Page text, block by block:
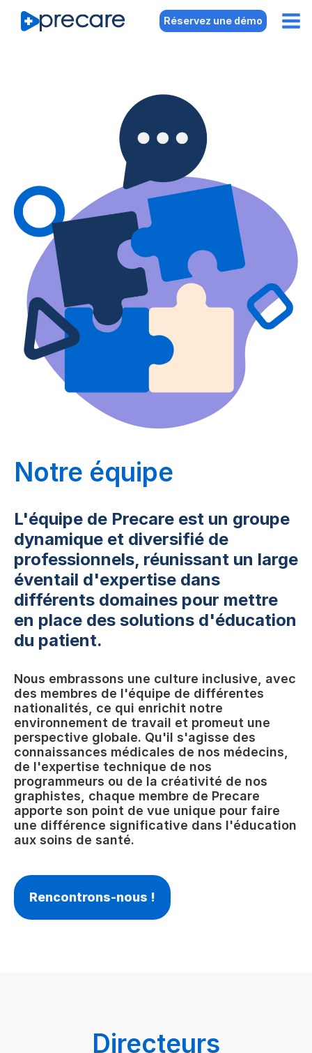
Réservez une démo
Notre équipe
L'équipe de Precare est un groupe
dynamique et diversifié de
professionnels, réunissant un large
éventail d'expertise dans
différents domaines pour mettre
en place des solutions d'éducation
du patient.
Nous embrassons une culture inclusive, avec
des membres de l'équipe de différentes
nationalités, ce qui enrichit notre
environnement de travail et promeut une
perspective globale. Qu'il s'agisse des
connaissances médicales de nos médecins,
de l'expertise technique de nos
programmeurs ou de la créativité de nos
graphistes, chaque membre de Precare
apporte son point de vue unique pour faire
une différence significative dans l'éducation
aux soins de santé.
Rencontrons-nous !
Directeurs